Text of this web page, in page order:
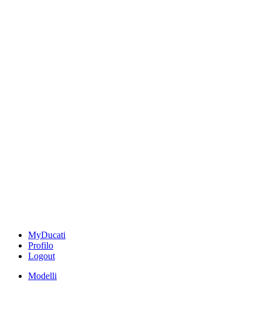
MyDucati
Profilo
Logout
Modelli